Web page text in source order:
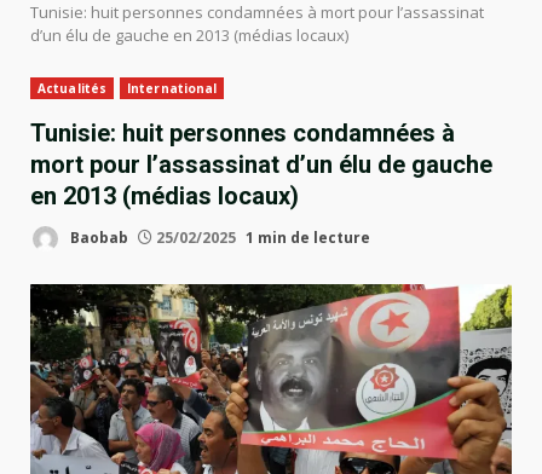
Tunisie: huit personnes condamnées à mort pour l’assassinat
d’un élu de gauche en 2013 (médias locaux)
Actualités International
Tunisie: huit personnes condamnées à
mort pour l’assassinat d’un élu de gauche
en 2013 (médias locaux)
Baobab 25/02/2025 1 min de lecture